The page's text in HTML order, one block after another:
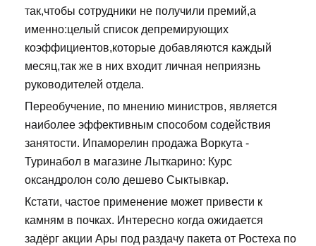
так,чтобы сотрудники не получили премий,а
именно:целый список депремирующих
коэффициентов,которые добавляются каждый
месяц,так же в них входит личная неприязнь
руководителей отдела.
Переобучение, по мнению министров, является
наиболее эффективным способом содействия
занятости. Ипаморелин продажа Воркута -
Туринабол в магазине Лыткарино: Курс
оксандролон соло дешево Сыктывкар.
Кстати, частое применение может привести к
камням в почках. Интересно когда ожидается
задёрг акции Ары под раздачу пакета от Ростеха по